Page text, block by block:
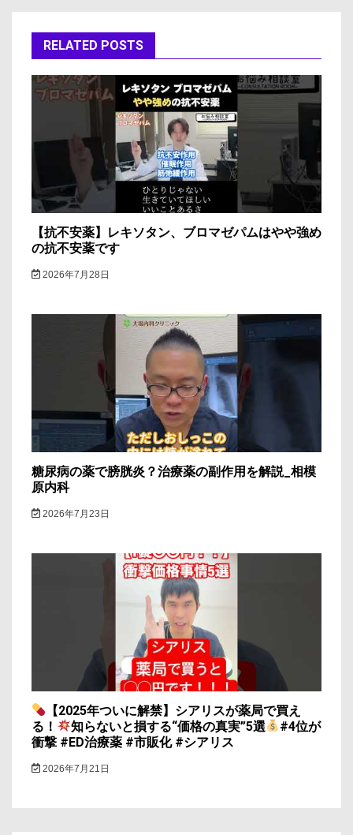
ー
シ
ン
RELATED POSTS
【抗不安薬】レキソタン、ブロマゼパムはやや強め
の抗不安薬です
2026年7月28日
糖尿病の薬で膀胱炎？治療薬の副作用を解説_相模
原内科
2026年7月23日
【2025年ついに解禁】シアリスが薬局で買え
る！
知らないと損する“価格の真実”5選
#4位が
衝撃 #ED治療薬 #市販化 #シアリス
2026年7月21日